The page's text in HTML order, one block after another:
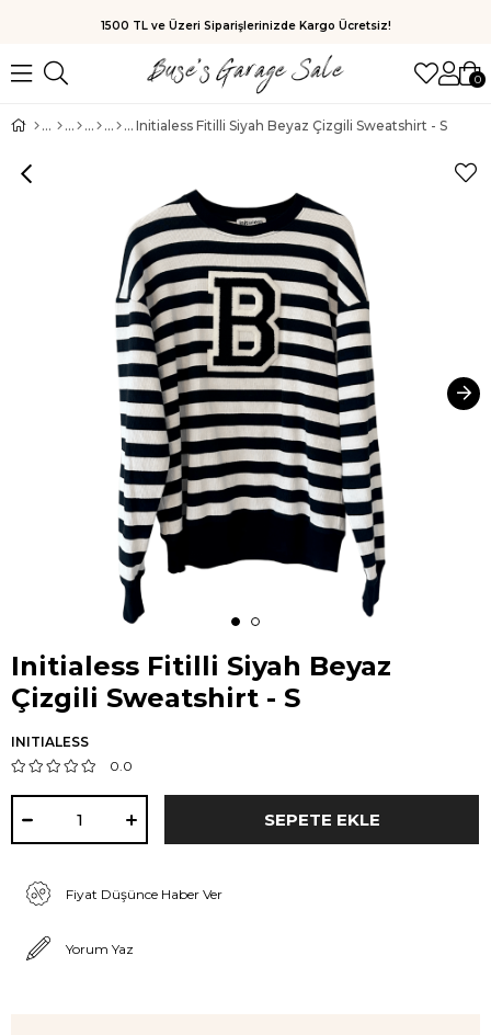
1500 TL ve Üzeri Siparişlerinizde Kargo Ücretsiz!
0
Initialess Fitilli Siyah Beyaz Çizgili Sweatshirt - S
Initialess Fitilli Siyah Beyaz
Çizgili Sweatshirt - S
INITIALESS
0.0
Fiyat Düşünce Haber Ver
Yorum Yaz